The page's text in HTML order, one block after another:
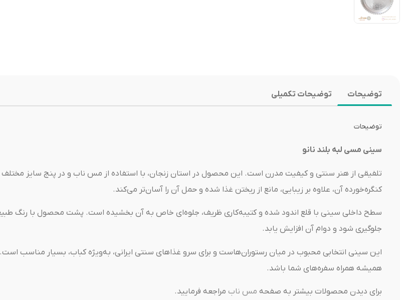
توضیحات توضیحات تکمیلی
توضیحات
سینی مسی لبه بلند نانو
تلفیقی از هنر سنتی و کیفیت مدرن است. این محصول در استان زنجان، با استفاده از مس ناب و در پنج سایز
کنگره‌خورده آن، علاوه بر زیبایی، مانع از ریختن غذا شده و حمل آن را آسان‌تر می‌کند.
سطح داخلی سینی با قلع اندود شده و کتیبه‌کاری ظریف، جلوه‌ای خاص به آن بخشیده است. پشت محصول با رنگ
جلوگیری شود و دوام آن افزایش یابد.
این سینی انتخابی محبوب در میان رستوران‌هاست و برای سرو غذاهای سنتی ایرانی، به‌ویژه کباب، بسیار مناسب
همیشه همراه سفره‌های شما باشد.
برای دیدن محصولات بیشتر به صفحه مس ناب مراجعه فرمایید.